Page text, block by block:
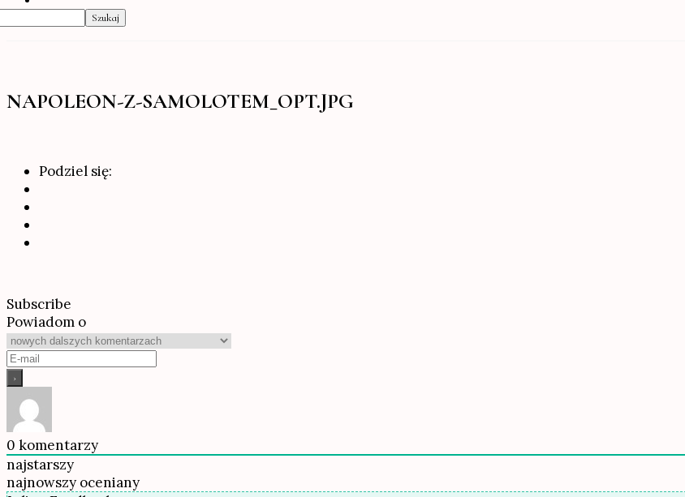
NAPOLEON-Z-SAMOLOTEM_OPT.JPG
Podziel się:
Subscribe
Powiadom o
0 komentarzy
najstarszy
najnowszy oceniany